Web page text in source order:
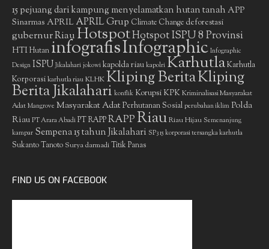
15 pejuang dari kampung menyelamatkan hutan tanah APP
Sinarmas APRIL APRIL Grup Climate Change deforestasi
gubernur RiauHotspotHotspot ISPU 8 Provinsi
HTIHutan infografisInfographic Infographic
Design ISPU Jikalahari jokowi kapolda riau kapolri KarhutlaKarhutla
Korporasikarhutla riauKLHKKliping BeritaKliping
Berita Jikalahari konflik Korupsi KPKKriminalisasi Masyarakat
Adat Mangrove Masyarakat AdatPerhutanan Sosial perubahan iklim Polda
Riau PT Arara Abadi PT RAPPRAPPRiauRiau Hijau Semenanjung
kampar Sempena 15 tahun Jikalahari SP3 15 korporasi tersangka karhutla
Sukanto Tanoto Surya darmadiTitik Panas
FIND US ON FACEBOOK